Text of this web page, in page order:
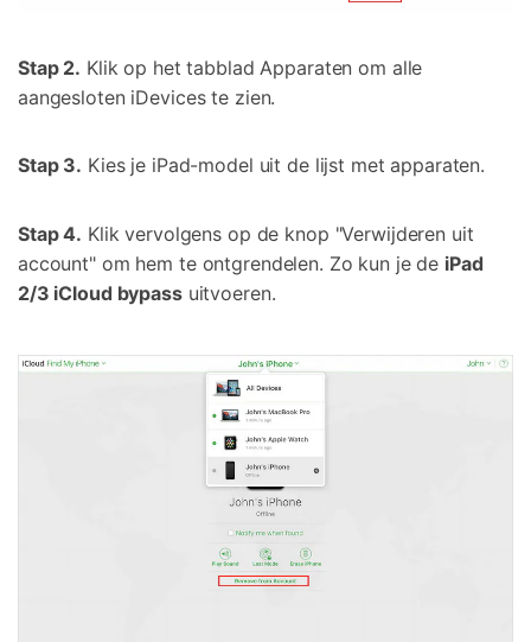
Stap 2. Klik op het tabblad Apparaten om alle
aangesloten iDevices te zien.
Stap 3. Kies je iPad-model uit de lijst met apparaten.
Stap 4. Klik vervolgens op de knop "Verwijderen uit
account" om hem te ontgrendelen. Zo kun je de iPad
2/3 iCloud bypassuitvoeren.